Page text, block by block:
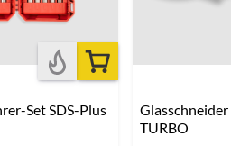
Set SDS-Plus
Glasschneider
TURBO